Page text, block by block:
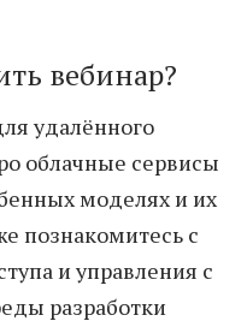
вебинар?
удалённого
облачные сервисы
моделях и их
познакомитесь с
и управления с
разработки